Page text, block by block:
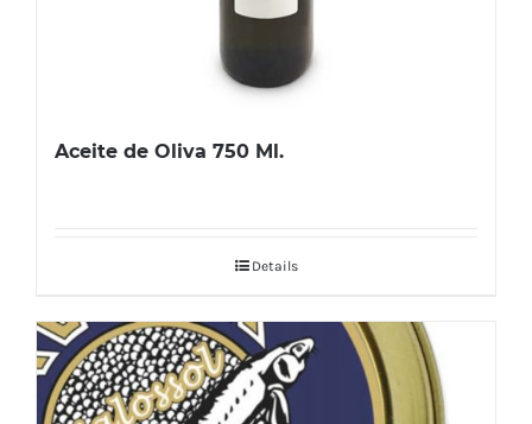
Aceite de Oliva 750 Ml.
Details